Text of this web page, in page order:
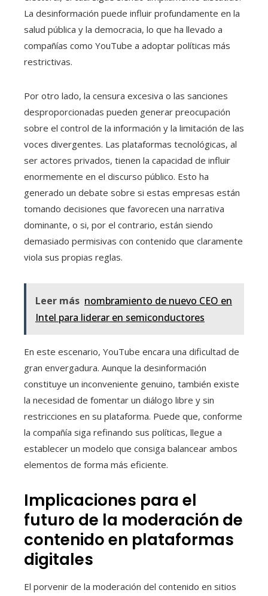
La desinformación puede influir profundamente en la
salud pública y la democracia, lo que ha llevado a
compañías como YouTube a adoptar políticas más
restrictivas.
Por otro lado, la censura excesiva o las sanciones
desproporcionadas pueden generar preocupación
sobre el control de la información y la limitación de las
voces divergentes. Las plataformas tecnológicas, al
ser actores privados, tienen la capacidad de influir
enormemente en el discurso público. Esto ha
generado un debate sobre si estas empresas están
tomando decisiones que favorecen una narrativa
dominante, o si, por el contrario, están siendo
demasiado permisivas con contenido que claramente
viola sus propias reglas.
Leer más nombramiento de nuevo CEO en
Intel para liderar en semiconductores
En este escenario, YouTube encara una dificultad de
gran envergadura. Aunque la desinformación
constituye un inconveniente genuino, también existe
la necesidad de fomentar un diálogo libre y sin
restricciones en su plataforma. Puede que, conforme
la compañía siga refinando sus políticas, llegue a
establecer un modelo que consiga balancear ambos
elementos de forma más eficiente.
Implicaciones para el
futuro de la moderación de
contenido en plataformas
digitales
El porvenir de la moderación del contenido en sitios